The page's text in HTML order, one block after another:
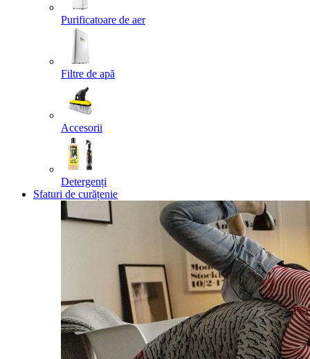
Purificatoare de aer
Filtre de apă
Accesorii
Detergenți
Sfaturi de curățenie